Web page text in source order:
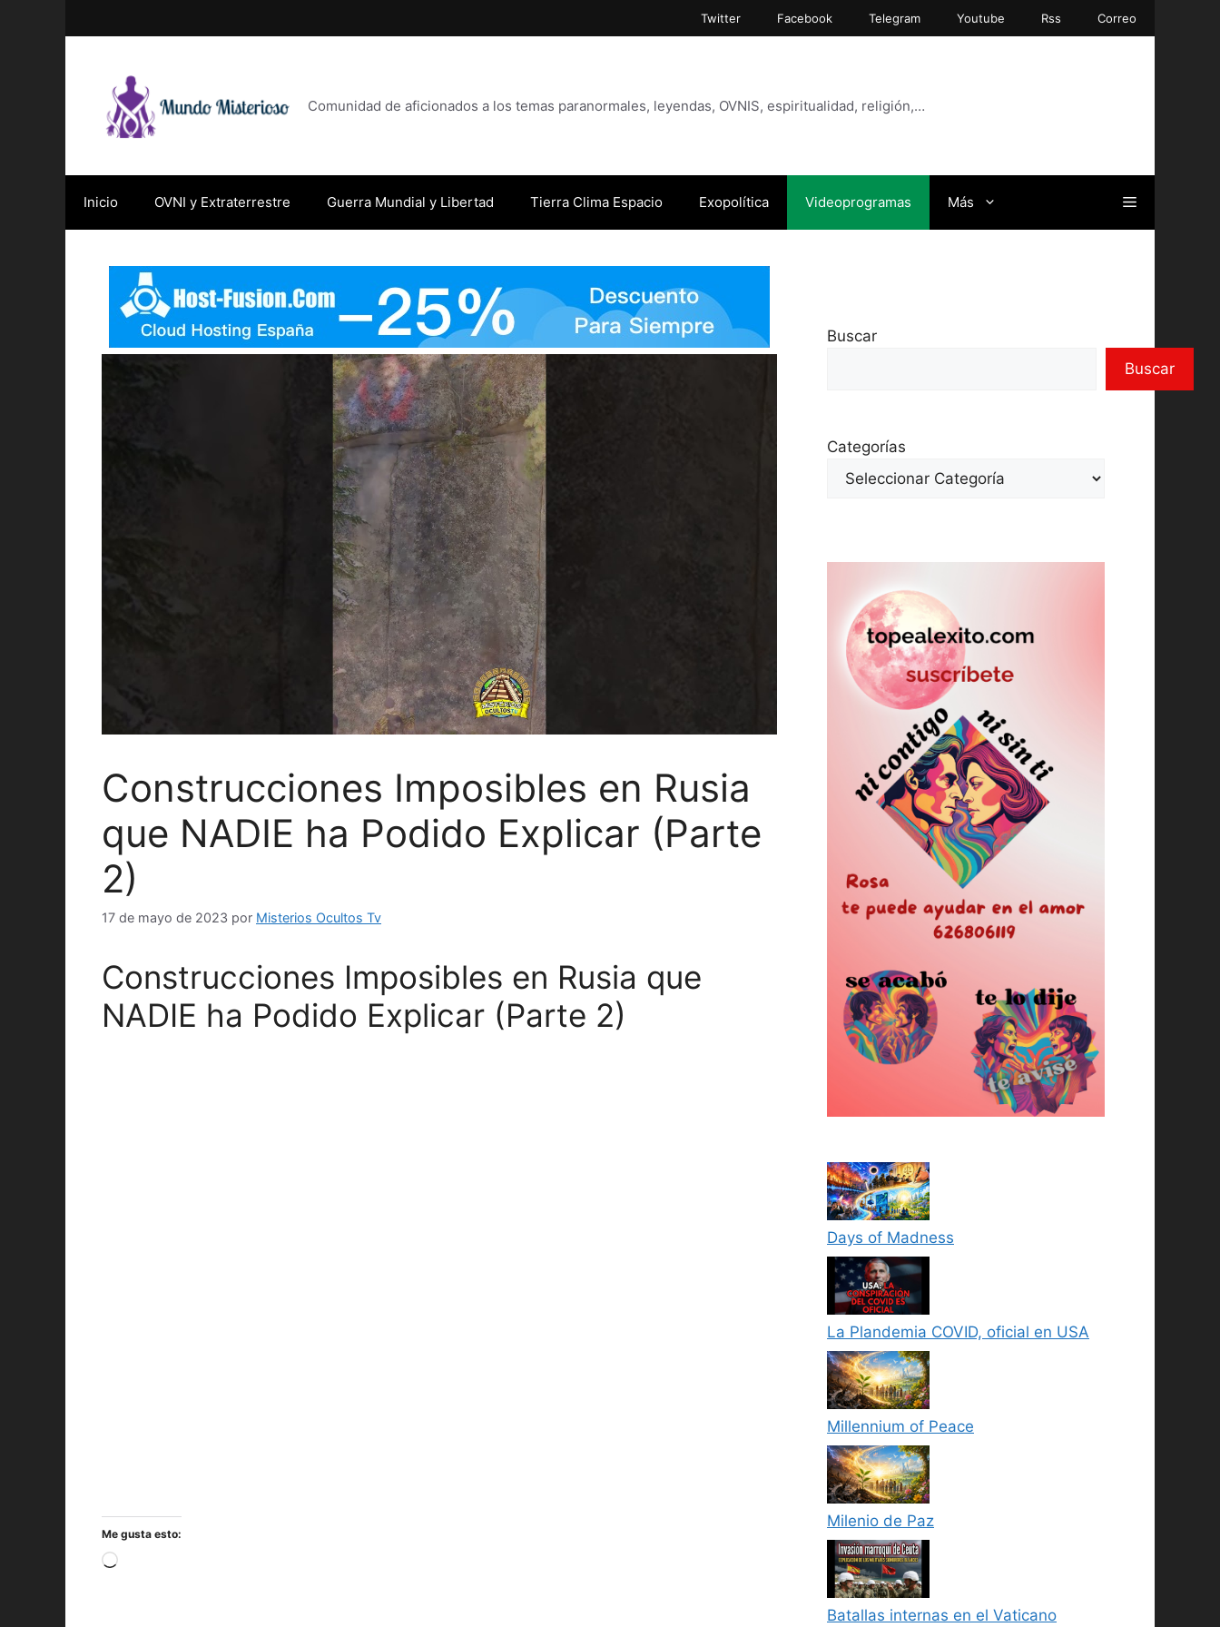
Twitter Facebook Telegram Youtube Rss Correo
Comunidad de aficionados a los temas paranormales, leyendas, OVNIS, espiritualidad, religión,…
Inicio OVNI y Extraterrestre Guerra Mundial y Libertad Tierra Clima Espacio Exopolítica Videoprogramas Más
Construcciones Imposibles en Rusia
que NADIE ha Podido Explicar (Parte
2)
17 de mayo de 2023 por Misterios Ocultos Tv
Construcciones Imposibles en Rusia que
NADIE ha Podido Explicar (Parte 2)
Me gusta esto:
Cargando...
Buscar
Buscar
Categorías
Days of Madness
La Plandemia COVID, oficial en USA
Millennium of Peace
Milenio de Paz
Batallas internas en el Vaticano